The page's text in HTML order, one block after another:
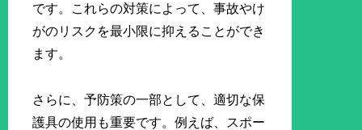
です。これらの対策によって、事故やけ
がのリスクを最小限に抑えることができ
ます。
さらに、予防策の一部として、適切な保
護具の使用も重要です。例えば、スポー